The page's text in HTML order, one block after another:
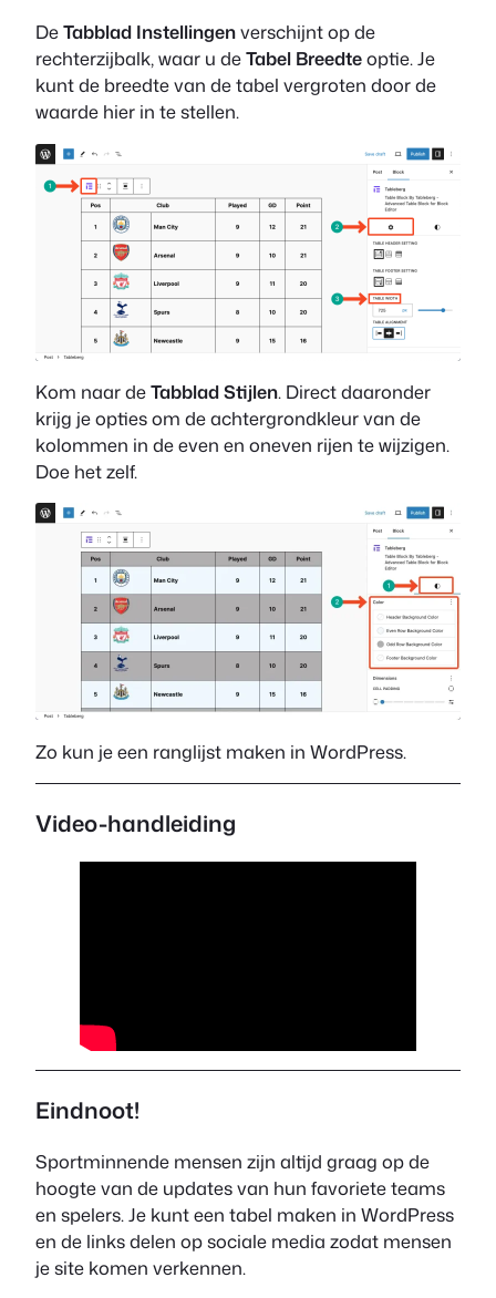
DeTabblad Instellingenverschijnt op de
rechterzijbalk, waar u deTabel Breedteoptie. Je
kunt de breedte van de tabel vergroten door de
waarde hier in te stellen.
Kom naar deTabblad Stijlen. Direct daaronder
krijg je opties om de achtergrondkleur van de
kolommen in de even en oneven rijen te wijzigen.
Doe het zelf.
Zo kun je een ranglijst maken in WordPress.
Video-handleiding
Eindnoot!
Sportminnende mensen zijn altijd graag op de
hoogte van de updates van hun favoriete teams
en spelers. Je kunt een tabel maken in WordPress
en de links delen op sociale media zodat mensen
je site komen verkennen.